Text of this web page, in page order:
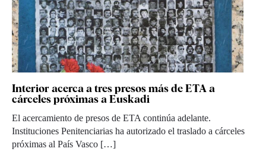
Interior acerca a tres presos más de ETA a
cárceles próximas a Euskadi
El acercamiento de presos de ETA continúa adelante.
Instituciones Penitenciarias ha autorizado el traslado a cárceles
próximas al País Vasco […]